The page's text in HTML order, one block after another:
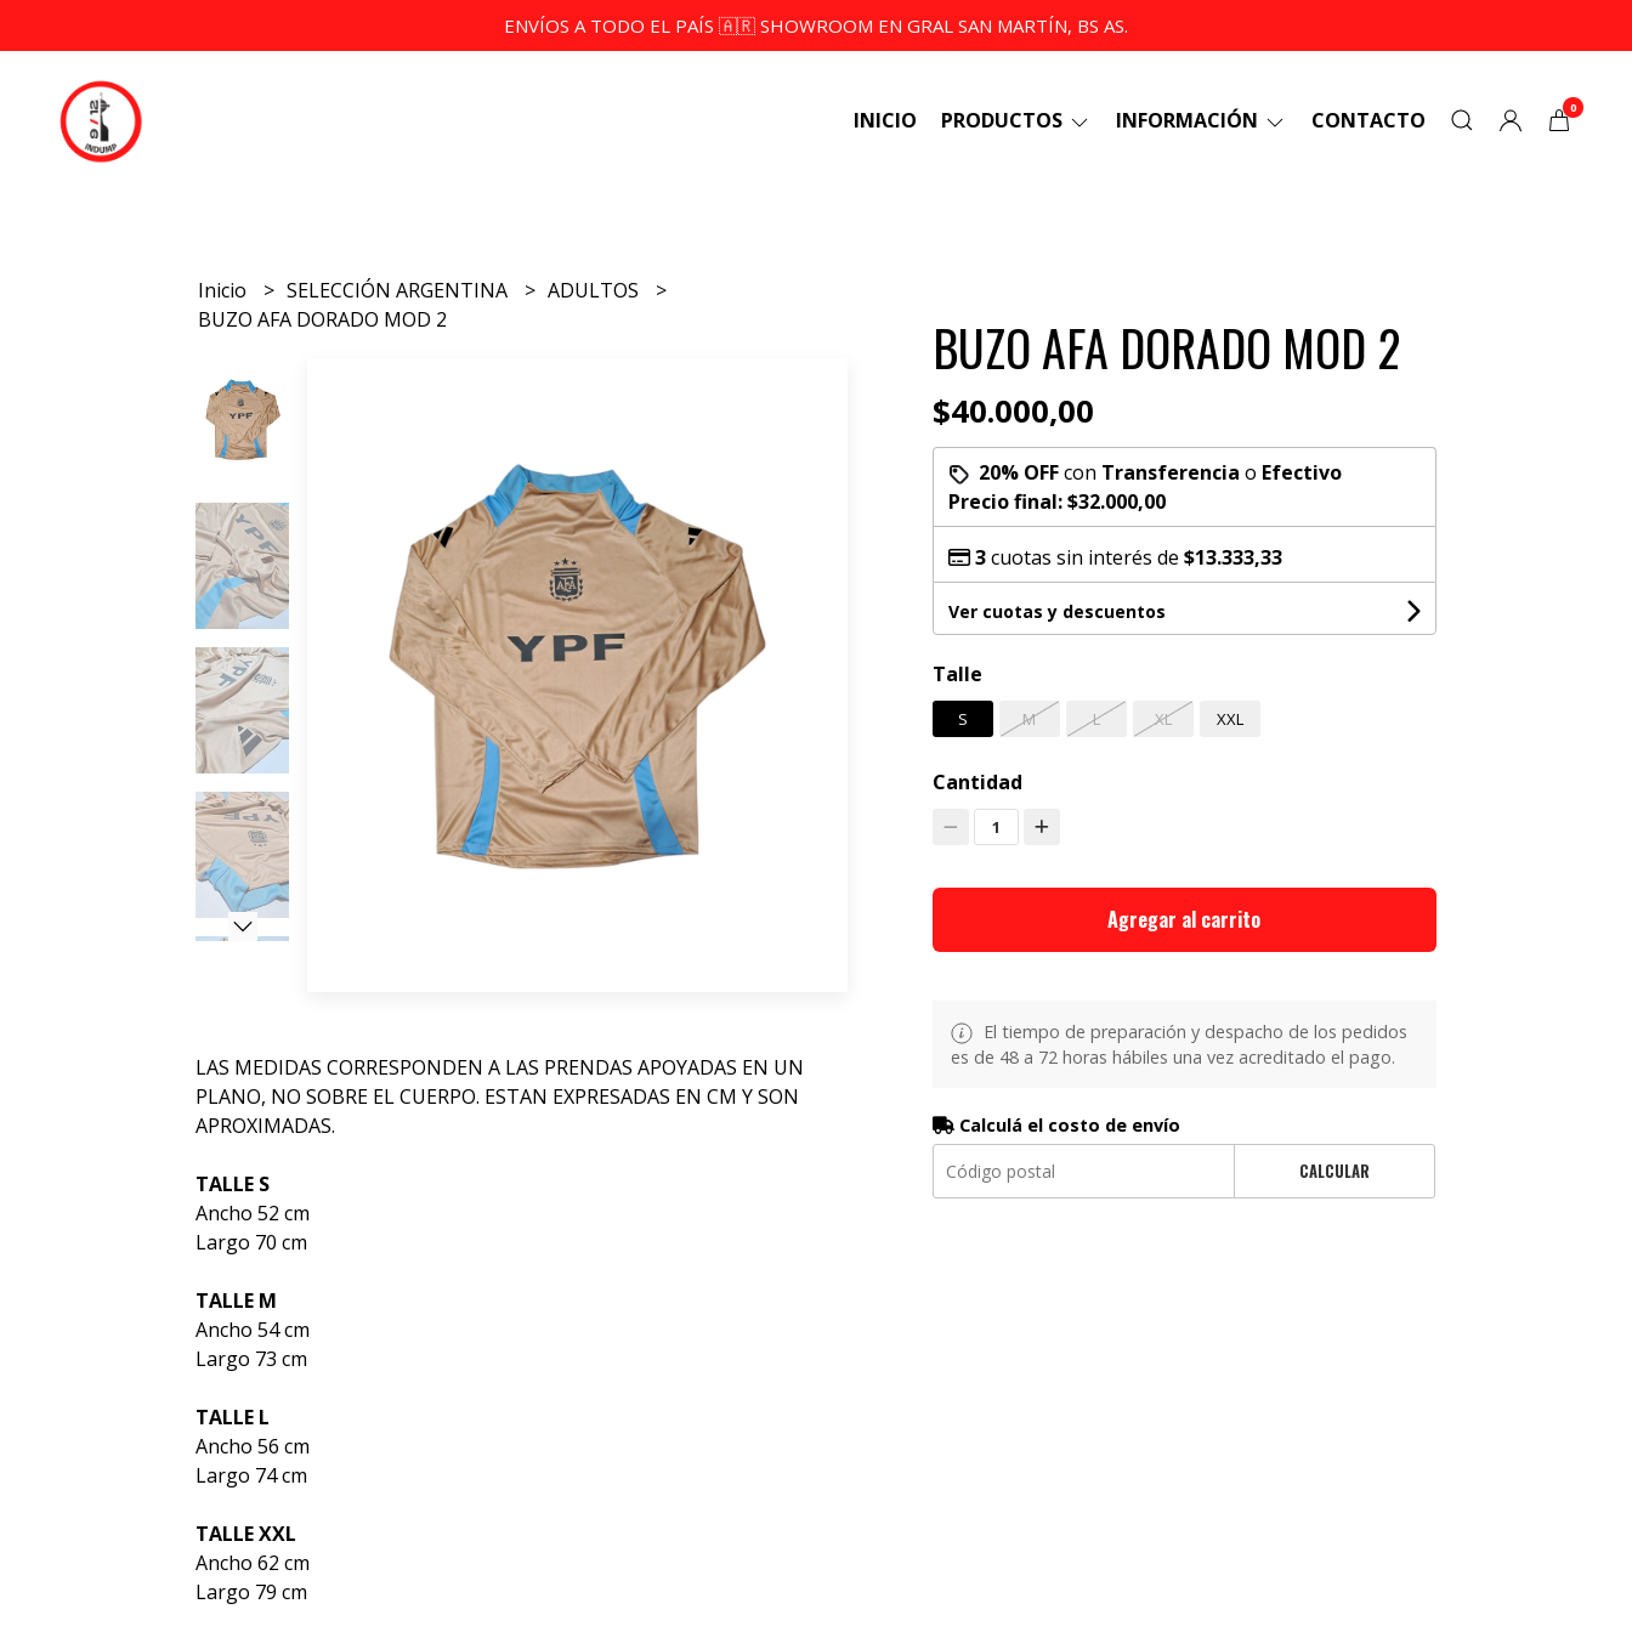
ENVÍOS A TODO EL PAÍS 🇦🇷 SHOWROOM EN GRAL SAN MARTÍN, BS AS.
INICIO PRODUCTOS INFORMACIÓN CONTACTO 0
Inicio SELECCIÓN ARGENTINA
ADULTOS
BUZO AFA DORADO MOD 2
LAS MEDIDAS CORRESPONDEN A LAS PRENDAS APOYADAS EN UN
PLANO, NO SOBRE EL CUERPO. ESTAN EXPRESADAS EN CM Y SON
APROXIMADAS.
TALLE S
Ancho 52 cm
Largo 70 cm
TALLE M
Ancho 54 cm
Largo 73 cm
TALLE L
Ancho 56 cm
Largo 74 cm
TALLE XXL
Ancho 62 cm
Largo 79 cm
BUZO AFA DORADO MOD 2
$40.000,00
20% OFFcon Transferencia o Efectivo
Precio final:$32.000,00
3cuotas sin interés de $13.333,33
Ver cuotas y descuentos
Talle
S M L XL XXL
Cantidad
1
Agregar al carrito
El tiempo de preparación y despacho de los pedidos
es de 48 a 72 horas hábiles una vez acreditado el pago.
Calculá el costo de envío
CALCULAR